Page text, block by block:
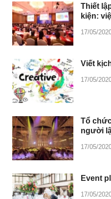
Thiết
kiện:
17/05/
Viết
17/05/
Tổ
người
17/05/
Event
17/05/